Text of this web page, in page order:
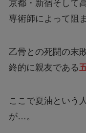
京都・新宿そして
専術師によって阻
乙骨との死闘の末
終的に親友である
ここで夏油という
が…。